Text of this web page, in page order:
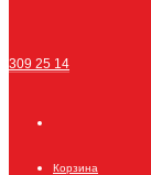
309 25 14
Корзина